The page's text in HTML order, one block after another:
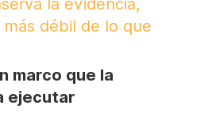
la evidencia,
débil de lo que
marco que la
ejecutar